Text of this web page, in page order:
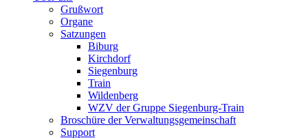
Grußwort
Organe
Satzungen
Biburg
Kirchdorf
Siegenburg
Train
Wildenberg
WZV der Gruppe Siegenburg-Train
Broschüre der Verwaltungsgemeinschaft
Support